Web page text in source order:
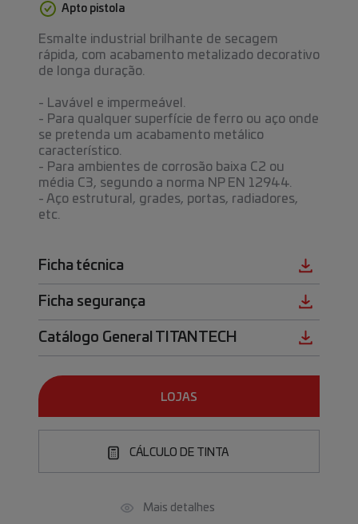
Apto pistola
Esmalte industrial brilhante de secagem
rápida, com acabamento metalizado decorativo
de longa duração.
- Lavável e impermeável.
- Para qualquer superfície de ferro ou aço onde
se pretenda um acabamento metálico
característico.
- Para ambientes de corrosão baixa C2 ou
média C3, segundo a norma NP EN 12944.
- Aço estrutural, grades, portas, radiadores,
etc.
Ficha técnica
Ficha segurança
Catálogo General TITANTECH
LOJAS
CÁLCULO DE TINTA
Mais detalhes